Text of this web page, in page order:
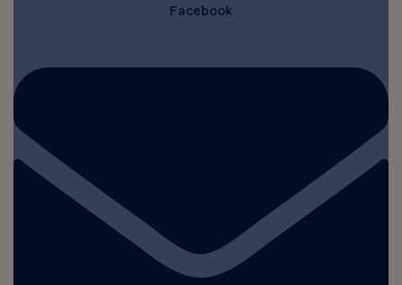
Facebook